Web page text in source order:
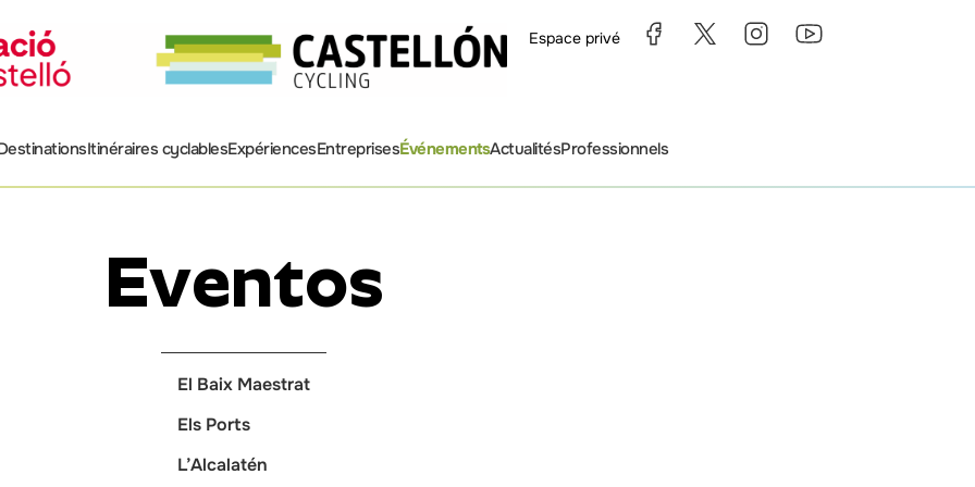
Espace privé
Itinéraires cyclablesExpériencesEntreprisesÉvénementsActualitésProfessionnels
Eventos
El Baix Maestrat
Els Ports
L’Alcalatén